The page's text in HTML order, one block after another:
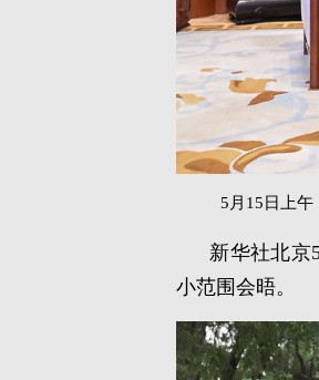
5月15日上
新华社北京
小范围会晤。